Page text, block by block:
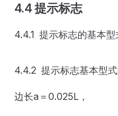
4.4 提示标志
4.4.1 提示标志的基本型
4.4.2 提示标志基本型式
边长a＝0.025L，